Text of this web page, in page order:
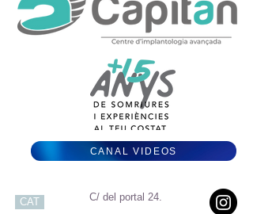
C/ del portal 24.
CAT
CANAL VIDEOS